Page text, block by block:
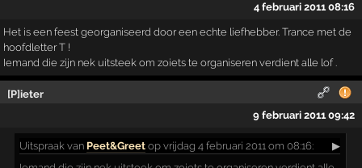
4 februari 2011 08:16
Het is een feest georganiseerd door een echte liefhebber. Trance met de
hoofdletter T !
Iemand die zijn nek uitsteek om zoiets te organiseren verdient alle lof .
[P]ieter
9 februari 2011 09:42
Uitspraak van Peet&Greet op vrijdag 4 februari 2011 om 08:16:
▶